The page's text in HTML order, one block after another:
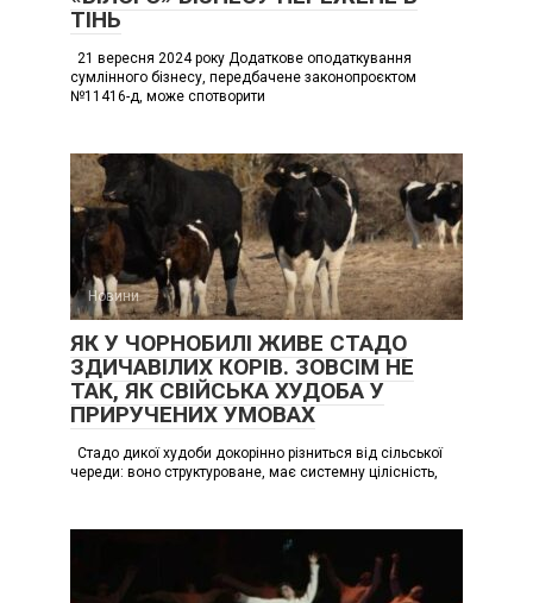
ТІНЬ
21 вересня 2024 року Додаткове оподаткування
сумлінного бізнесу, передбачене законопроєктом
№11416-д, може спотворити
Новини
ЯК У ЧОРНОБИЛІ ЖИВЕ СТАДО
ЗДИЧАВІЛИХ КОРІВ. ЗОВСІМ НЕ
ТАК, ЯК СВІЙСЬКА ХУДОБА У
ПРИРУЧЕНИХ УМОВАХ
Стадо дикої худоби докорінно різниться від сільської
череди: воно структуроване, має системну цілісність,